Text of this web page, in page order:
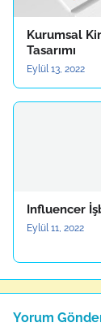
Kurumsal
Tasarımı
Eylül 13, 2022
Influencer
Eylül 11, 2022
Yorum